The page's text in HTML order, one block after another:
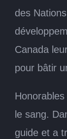
des
Canada
pour bâtir
le sang.
guide et a